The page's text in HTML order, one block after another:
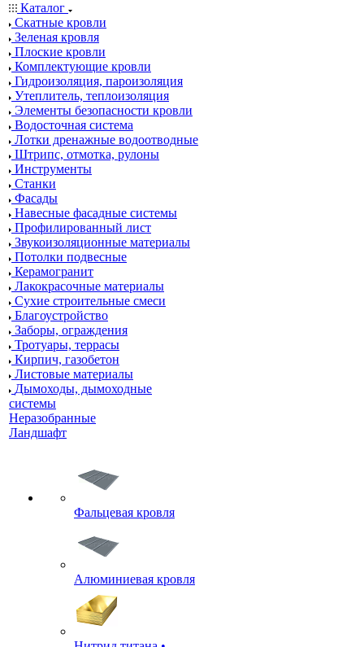
Каталог
Скатные кровли
Зеленая кровля
Плоские кровли
Комплектующие кровли
Гидроизоляция, пароизоляция
Утеплитель, теплоизоляция
Элементы безопасности кровли
Водосточная система
Лотки дренажные водоотводные
Штрипс, отмотка, рулоны
Инструменты
Станки
Фасады
Навесные фасадные системы
Профилированный лист
Звукоизоляционные материалы
Потолки подвесные
Керамогранит
Лакокрасочные материалы
Сухие строительные смеси
Благоустройство
Заборы, ограждения
Тротуары, террасы
Кирпич, газобетон
Листовые материалы
Дымоходы, дымоходные
системы
Неразобранные
Ландшафт
Фальцевая кровля
Алюминиевая кровля